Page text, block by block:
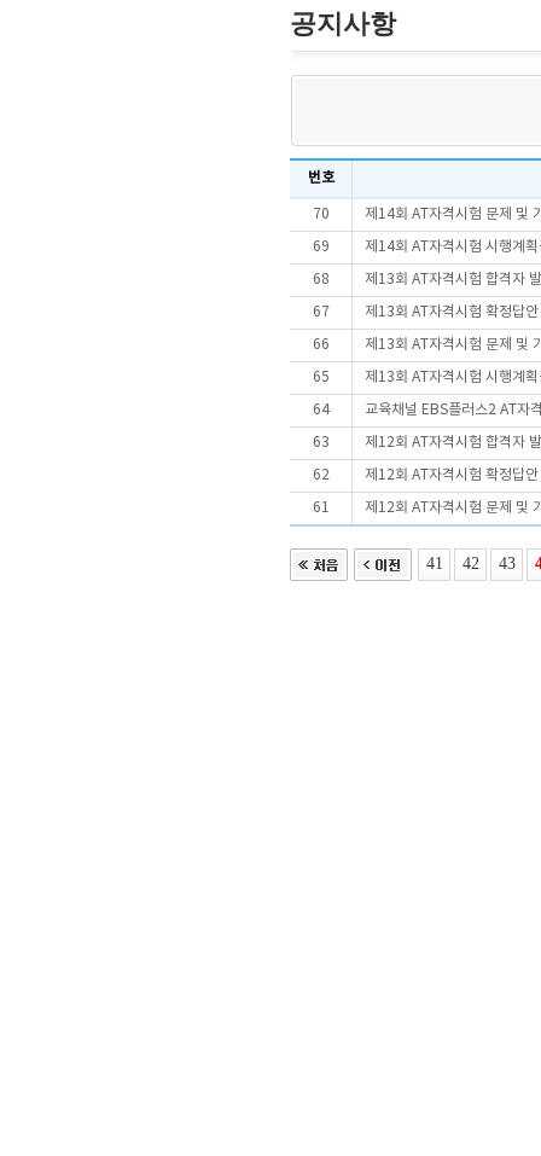
공지사항
번호
70 제14회 AT자격시험 문제 및
69 제14회 AT자격시험 시행계
68 제13회 AT자격시험 합격자
67 제13회 AT자격시험 확정답
66 제13회 AT자격시험 문제 및
65 제13회 AT자격시험 시행계
64 교육채널 EBS플러스2 AT자
63 제12회 AT자격시험 합격자
62 제12회 AT자격시험 확정답
61 제12회 AT자격시험 문제 및
41 42 43